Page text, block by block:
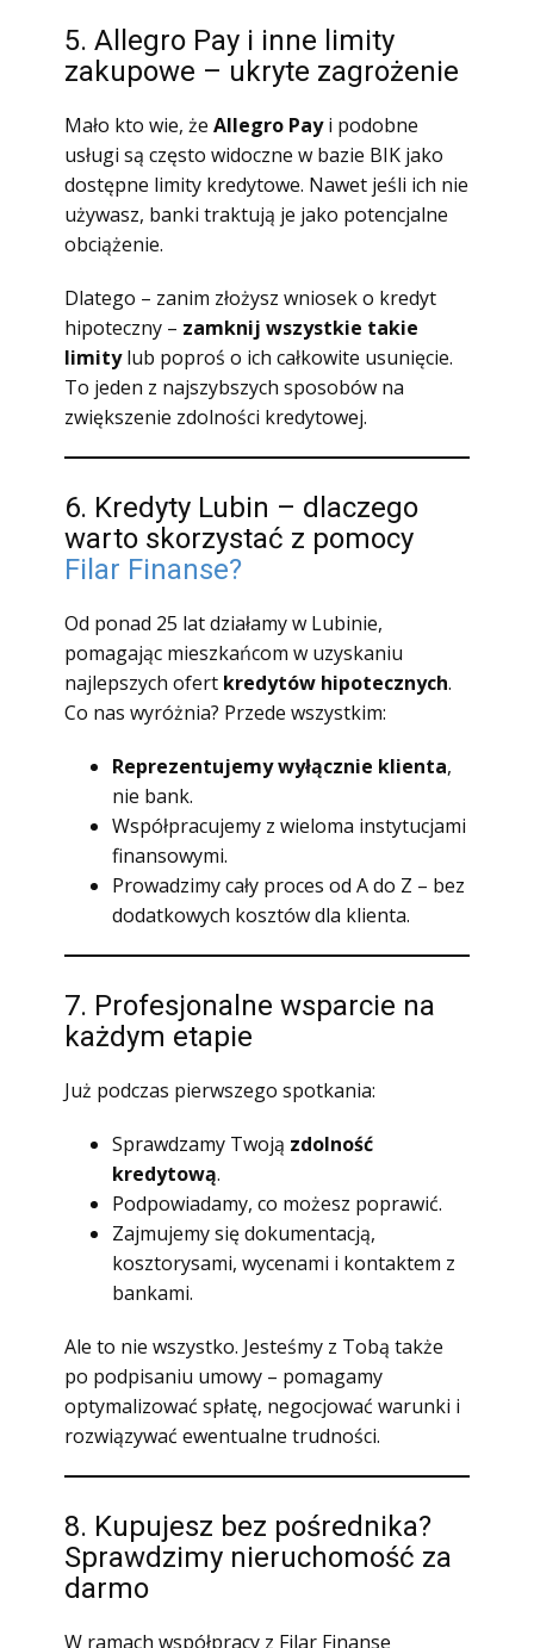
5. Allegro Pay i inne limity
zakupowe – ukryte zagrożenie
Mało kto wie, że Allegro Payi podobne
usługi są często widoczne w bazie BIK jako
dostępne limity kredytowe. Nawet jeśli ich nie
używasz, banki traktują je jako potencjalne
obciążenie.
Dlatego – zanim złożysz wniosek o kredyt
hipoteczny – zamknij wszystkie takie
limitylub poproś o ich całkowite usunięcie.
To jeden z najszybszych sposobów na
zwiększenie zdolności kredytowej.
6. Kredyty Lubin – dlaczego
warto skorzystać z pomocy
Filar Finanse?
Od ponad 25 lat działamy w Lubinie,
pomagając mieszkańcom w uzyskaniu
najlepszych ofert kredytów hipotecznych.
Co nas wyróżnia? Przede wszystkim:
Reprezentujemy wyłącznie klienta,
nie bank.
Współpracujemy z wieloma instytucjami
finansowymi.
Prowadzimy cały proces od A do Z – bez
dodatkowych kosztów dla klienta.
7. Profesjonalne wsparcie na
każdym etapie
Już podczas pierwszego spotkania:
Sprawdzamy Twoją zdolność
kredytową.
Podpowiadamy, co możesz poprawić.
Zajmujemy się dokumentacją,
kosztorysami, wycenami i kontaktem z
bankami.
Ale to nie wszystko. Jesteśmy z Tobą także
po podpisaniu umowy – pomagamy
optymalizować spłatę, negocjować warunki i
rozwiązywać ewentualne trudności.
8. Kupujesz bez pośrednika?
Sprawdzimy nieruchomość za
darmo
W ramach współpracy z Filar Finanse